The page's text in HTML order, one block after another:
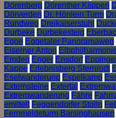
Dörenberg Dörenther Klippen
Dörverden Dr. Hönlein Turm
Rundweg Dreikaiserstuhl
Durbeke Durbekesteig
Egge Eggetaler Panoramaweg
Eiserner Anton
Emden Enger Ensdorf
Kappe Erlebnisberg Sternrodt
Eselwanderung Espelkamp
Externsteine Extertal
Extremwanderung Fähre
emittelt Feggendorfer Stolln
Fernmeldeturm Barsinghausen